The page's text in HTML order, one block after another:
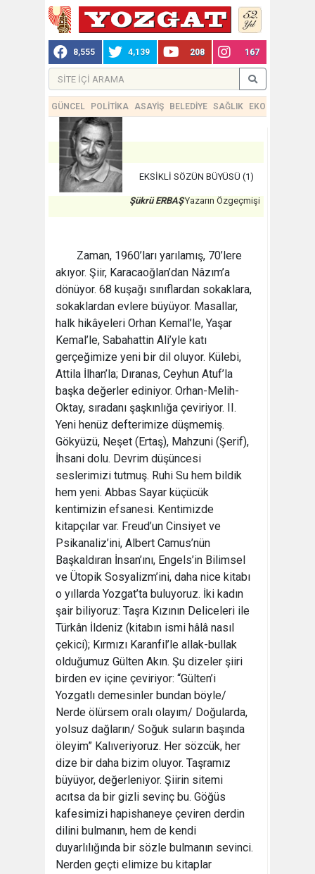
8,555 4,139 208 167
GÜNCEL POLİTİKA ASAYİŞ BELEDİYE SAĞLIK EKONOMİ
EKSİKLİ SÖZÜN BÜYÜSÜ (1)
Şükrü ERBAŞYazarın Özgeçmişi
Zaman, 1960’ları yarılamış, 70’lere
akıyor. Şiir, Karacaoğlan’dan Nâzım’a
dönüyor. 68 kuşağı sınıflardan sokaklara,
sokaklardan evlere büyüyor. Masallar,
halk hikâyeleri Orhan Kemal’le, Yaşar
Kemal’le, Sabahattin Ali’yle katı
gerçeğimize yeni bir dil oluyor. Külebi,
Attila İlhan’la; Dıranas, Ceyhun Atuf’la
başka değerler ediniyor. Orhan-Melih-
Oktay, sıradanı şaşkınlığa çeviriyor. II.
Yeni henüz defterimize düşmemiş.
Gökyüzü, Neşet (Ertaş), Mahzuni (Şerif),
İhsani dolu. Devrim düşüncesi
seslerimizi tutmuş. Ruhi Su hem bildik
hem yeni. Abbas Sayar küçücük
kentimizin efsanesi. Kentimizde
kitapçılar var. Freud’un Cinsiyet ve
Psikanaliz’ini, Albert Camus’nün
Başkaldıran İnsan’ını, Engels’in Bilimsel
ve Ütopik Sosyalizm’ini, daha nice kitabı
o yıllarda Yozgat’ta buluyoruz. İki kadın
şair biliyoruz: Taşra Kızının Deliceleri ile
Türkân İldeniz (kitabın ismi hâlâ nasıl
çekici); Kırmızı Karanfil’le allak-bullak
olduğumuz Gülten Akın. Şu dizeler şiiri
birden ev içine çeviriyor: “Gülten’i
Yozgatlı demesinler bundan böyle/
Nerde ölürsem oralı olayım/ Doğularda,
yolsuz dağların/ Soğuk suların başında
öleyim” Kalıveriyoruz. Her sözcük, her
dize bir daha bizim oluyor. Taşramız
büyüyor, değerleniyor. Şiirin sitemi
acıtsa da bir gizli sevinç bu. Göğüs
kafesimizi hapishaneye çeviren derdin
dilini bulmanın, hem de kendi
duyarlılığında bir sözle bulmanın sevinci.
Nerden geçti elimize bu kitaplar